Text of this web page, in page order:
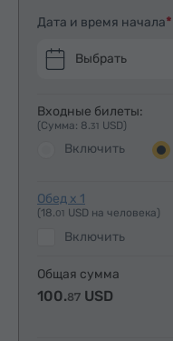
Дата и время начала
Выбрать
Входные билеты:
(Сумма: 8.31 USD)
Включить
Обед x 1
(18.01 USD на человека)
Включить
Общая сумма
100.87 USD